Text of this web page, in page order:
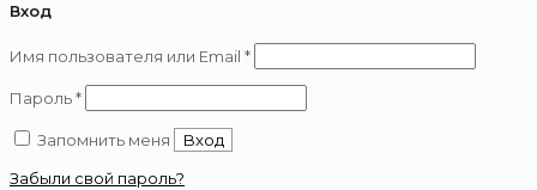
Вход
Имя пользователя или Email *Обязательно
Пароль*Обязательно
Запомнить меня
Вход
Забыли свой пароль?